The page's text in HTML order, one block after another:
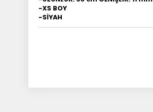
-XS BOY
-SİYAH